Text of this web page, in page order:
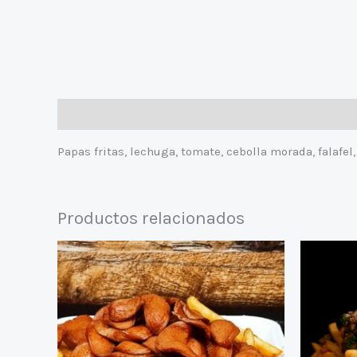
Papas fritas, lechuga, tomate, cebolla morada,
Productos relacionados